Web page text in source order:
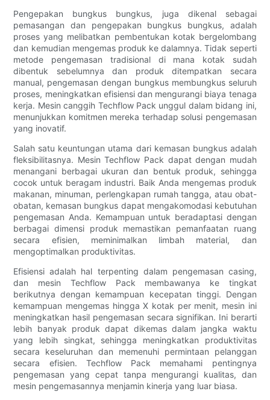
Pengepakan bungkus bungkus, juga dikenal sebagai
pemasangan dan pengepakan bungkus bungkus, adalah
proses yang melibatkan pembentukan kotak bergelombang
dan kemudian mengemas produk ke dalamnya. Tidak seperti
metode pengemasan tradisional di mana kotak sudah
dibentuk sebelumnya dan produk ditempatkan secara
manual, pengemasan dengan bungkus membungkus seluruh
proses, meningkatkan efisiensi dan mengurangi biaya tenaga
kerja. Mesin canggih Techflow Pack unggul dalam bidang ini,
menunjukkan komitmen mereka terhadap solusi pengemasan
yang inovatif.
Salah satu keuntungan utama dari kemasan bungkus adalah
fleksibilitasnya. Mesin Techflow Pack dapat dengan mudah
menangani berbagai ukuran dan bentuk produk, sehingga
cocok untuk beragam industri. Baik Anda mengemas produk
makanan, minuman, perlengkapan rumah tangga, atau obat-
obatan, kemasan bungkus dapat mengakomodasi kebutuhan
pengemasan Anda. Kemampuan untuk beradaptasi dengan
berbagai dimensi produk memastikan pemanfaatan ruang
secara efisien, meminimalkan limbah material, dan
mengoptimalkan produktivitas.
Efisiensi adalah hal terpenting dalam pengemasan casing,
dan mesin Techflow Pack membawanya ke tingkat
berikutnya dengan kemampuan kecepatan tinggi. Dengan
kemampuan mengemas hingga X kotak per menit, mesin ini
meningkatkan hasil pengemasan secara signifikan. Ini berarti
lebih banyak produk dapat dikemas dalam jangka waktu
yang lebih singkat, sehingga meningkatkan produktivitas
secara keseluruhan dan memenuhi permintaan pelanggan
secara efisien. Techflow Pack memahami pentingnya
pengemasan yang cepat tanpa mengurangi kualitas, dan
mesin pengemasannya menjamin kinerja yang luar biasa.